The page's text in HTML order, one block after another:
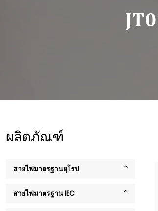
ผลิตภัณฑ์
สายไฟมาตรฐานยุโรป
สายไฟมาตรฐาน IEC